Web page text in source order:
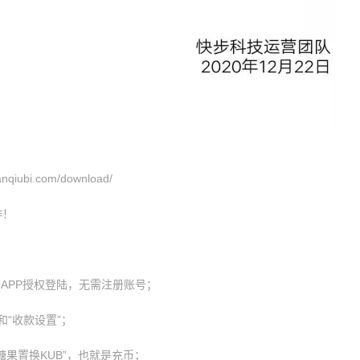
download/
授权登陆，无需注册账号；
收款设置”；
果置换KUB”，也就是充币；